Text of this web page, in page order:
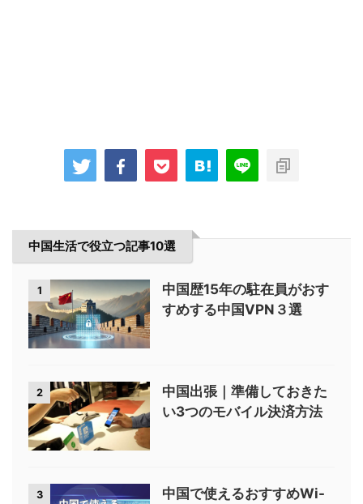
中国生活で役立つ記事10選
1
中国歴15年の駐在員がおす
すめする中国VPN３選
2
中国出張｜準備しておきた
い3つのモバイル決済方法
3
中国で使えるおすすめWi-